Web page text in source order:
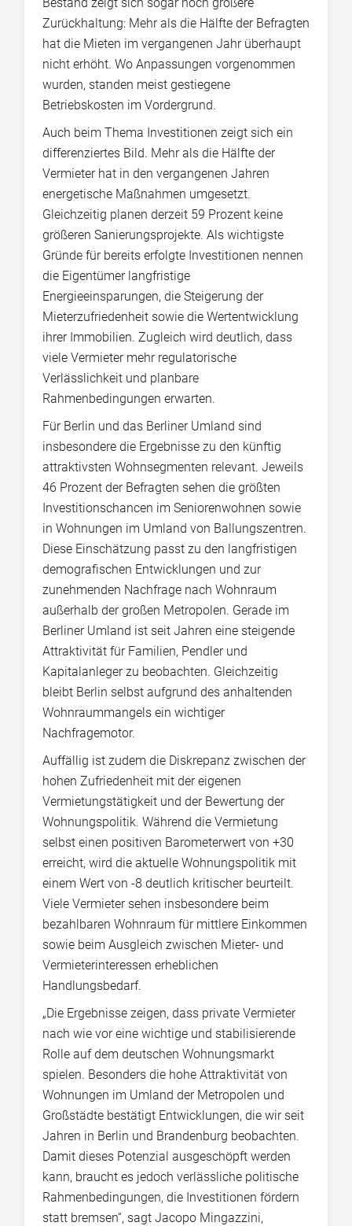
Zurückhaltung: Mehr als die Hälfte der Befragten
hat die Mieten im vergangenen Jahr überhaupt
nicht erhöht. Wo Anpassungen vorgenommen
wurden, standen meist gestiegene
Betriebskosten im Vordergrund.
Auch beim Thema Investitionen zeigt sich ein
differenziertes Bild. Mehr als die Hälfte der
Vermieter hat in den vergangenen Jahren
energetische Maßnahmen umgesetzt.
Gleichzeitig planen derzeit 59 Prozent keine
größeren Sanierungsprojekte. Als wichtigste
Gründe für bereits erfolgte Investitionen nennen
die Eigentümer langfristige
Energieeinsparungen, die Steigerung der
Mieterzufriedenheit sowie die Wertentwicklung
ihrer Immobilien. Zugleich wird deutlich, dass
viele Vermieter mehr regulatorische
Verlässlichkeit und planbare
Rahmenbedingungen erwarten.
Für Berlin und das Berliner Umland sind
insbesondere die Ergebnisse zu den künftig
attraktivsten Wohnsegmenten relevant. Jeweils
46 Prozent der Befragten sehen die größten
Investitionschancen im Seniorenwohnen sowie
in Wohnungen im Umland von Ballungszentren.
Diese Einschätzung passt zu den langfristigen
demografischen Entwicklungen und zur
zunehmenden Nachfrage nach Wohnraum
außerhalb der großen Metropolen. Gerade im
Berliner Umland ist seit Jahren eine steigende
Attraktivität für Familien, Pendler und
Kapitalanleger zu beobachten. Gleichzeitig
bleibt Berlin selbst aufgrund des anhaltenden
Wohnraummangels ein wichtiger
Nachfragemotor.
Auffällig ist zudem die Diskrepanz zwischen der
hohen Zufriedenheit mit der eigenen
Vermietungstätigkeit und der Bewertung der
Wohnungspolitik. Während die Vermietung
selbst einen positiven Barometerwert von +30
erreicht, wird die aktuelle Wohnungspolitik mit
einem Wert von -8 deutlich kritischer beurteilt.
Viele Vermieter sehen insbesondere beim
bezahlbaren Wohnraum für mittlere Einkommen
sowie beim Ausgleich zwischen Mieter- und
Vermieterinteressen erheblichen
Handlungsbedarf.
„Die Ergebnisse zeigen, dass private Vermieter
nach wie vor eine wichtige und stabilisierende
Rolle auf dem deutschen Wohnungsmarkt
spielen. Besonders die hohe Attraktivität von
Wohnungen im Umland der Metropolen und
Großstädte bestätigt Entwicklungen, die wir seit
Jahren in Berlin und Brandenburg beobachten.
Damit dieses Potenzial ausgeschöpft werden
kann, braucht es jedoch verlässliche politische
Rahmenbedingungen, die Investitionen fördern
statt bremsen“, sagt Jacopo Mingazzini,